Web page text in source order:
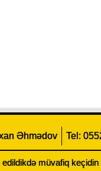
Əhmədov Tel:
müvafiq keçidin